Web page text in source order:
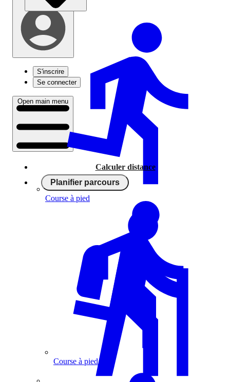
S'inscrire
Se connecter
Open main menu
Calculer distance
Planifier parcours
Course à pied
Course à pied